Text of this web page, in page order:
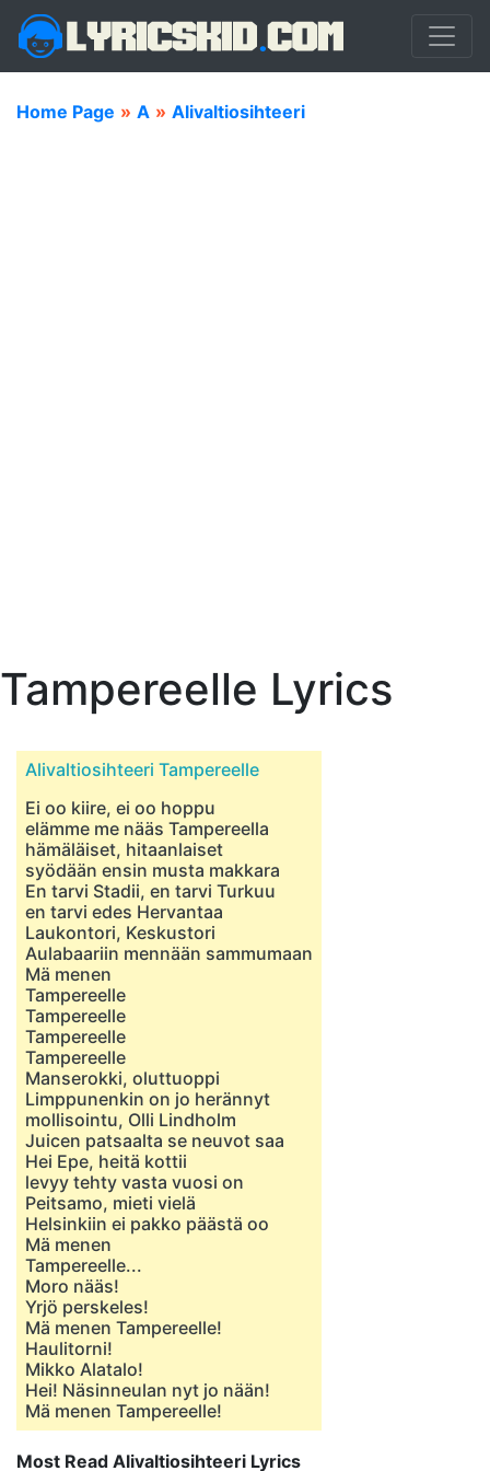
Home Page » A » Alivaltiosihteeri
Tampereelle Lyrics
Alivaltiosihteeri Tampereelle
Ei oo kiire, ei oo hoppu
elämme me nääs Tampereella
hämäläiset, hitaanlaiset
syödään ensin musta makkara
En tarvi Stadii, en tarvi Turkuu
en tarvi edes Hervantaa
Laukontori, Keskustori
Aulabaariin mennään sammumaan
Mä menen
Tampereelle
Tampereelle
Tampereelle
Tampereelle
Manserokki, oluttuoppi
Limppunenkin on jo herännyt
mollisointu, Olli Lindholm
Juicen patsaalta se neuvot saa
Hei Epe, heitä kottii
levyy tehty vasta vuosi on
Peitsamo, mieti vielä
Helsinkiin ei pakko päästä oo
Mä menen
Tampereelle...
Moro nääs!
Yrjö perskeles!
Mä menen Tampereelle!
Haulitorni!
Mikko Alatalo!
Hei! Näsinneulan nyt jo nään!
Mä menen Tampereelle!
Most Read Alivaltiosihteeri Lyrics